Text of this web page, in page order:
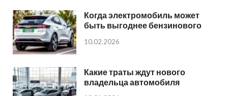
Когда электромобиль может
быть выгоднее бензинового
10.02.2026
Какие траты ждут нового
владельца автомобиля